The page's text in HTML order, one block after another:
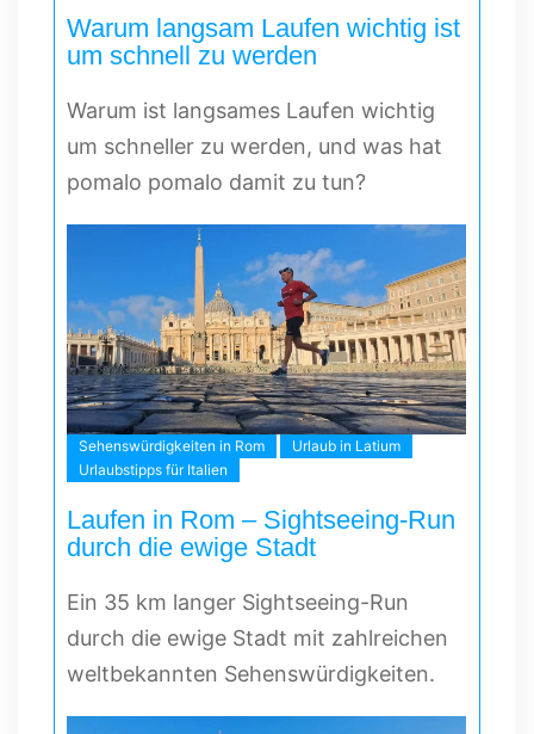
Warum langsam Laufen wichtig ist
um schnell zu werden
Warum ist langsames Laufen wichtig
um schneller zu werden, und was hat
pomalo pomalo damit zu tun?
Sehenswürdigkeiten in Rom
Urlaub in Latium
Urlaubstipps für Italien
Laufen in Rom – Sightseeing-Run
durch die ewige Stadt
Ein 35 km langer Sightseeing-Run
durch die ewige Stadt mit zahlreichen
weltbekannten Sehenswürdigkeiten.